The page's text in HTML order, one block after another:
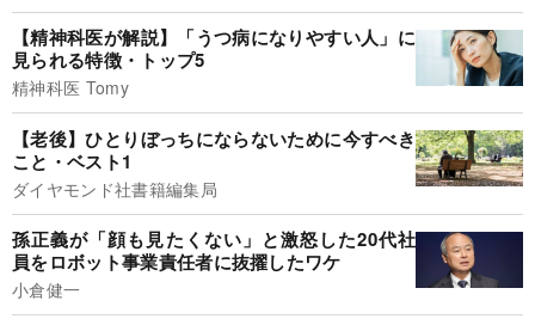
【精神科医が解説】「うつ病になりやすい人」に
見られる特徴・トップ5
精神科医 Tomy
【老後】ひとりぼっちにならないために今すべき
こと・ベスト1
ダイヤモンド社書籍編集局
孫正義が「顔も見たくない」と激怒した20代社
員をロボット事業責任者に抜擢したワケ
小倉健一